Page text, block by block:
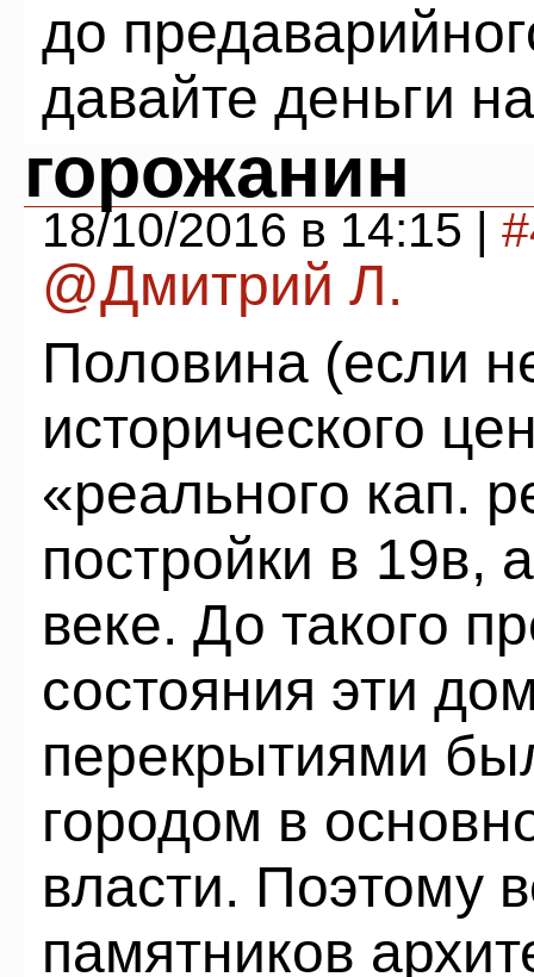
до
давайте деньги
горожанин
18/10/2016 в 14:15 |
@Дмитрий Л.
Половина (если
исторического
«реального кап.
постройки в 19в,
веке. До такого
состояния эти
перекрытиями
городом в
власти. Поэтому
памятников